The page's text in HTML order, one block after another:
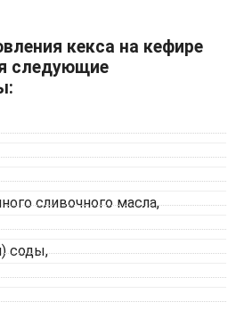
кекса на кефире
следующие
сливочного масла,
соды,